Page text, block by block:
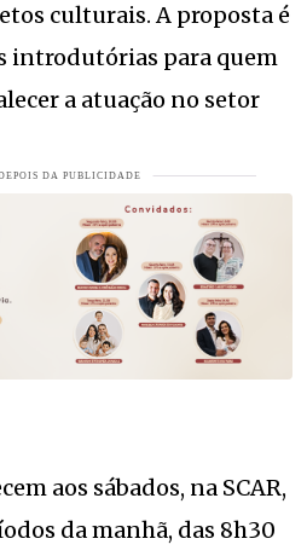
culturais. A proposta é
introdutórias para quem
a atuação no setor
aos sábados, na SCAR,
da manhã, das 8h30